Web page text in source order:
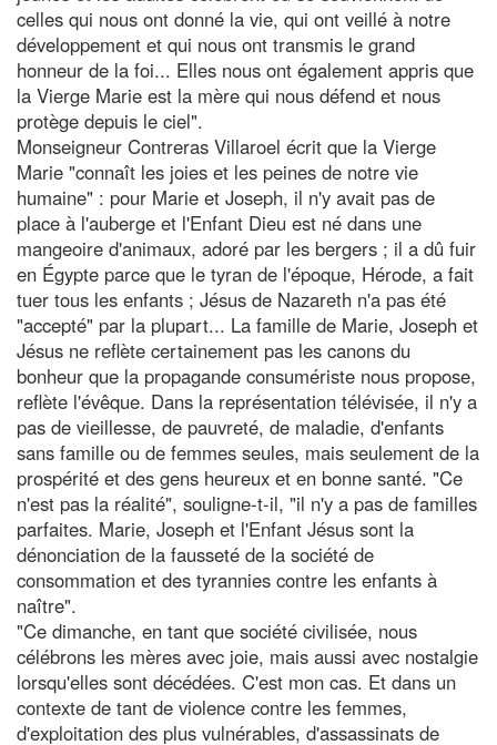
celles qui nous ont donné la vie, qui ont veillé à notre
développement et qui nous ont transmis le grand
honneur de la foi... Elles nous ont également appris que
la Vierge Marie est la mère qui nous défend et nous
protège depuis le ciel".
Monseigneur Contreras Villaroel écrit que la Vierge
Marie "connaît les joies et les peines de notre vie
humaine" : pour Marie et Joseph, il n'y avait pas de
place à l'auberge et l'Enfant Dieu est né dans une
mangeoire d'animaux, adoré par les bergers ; il a dû fuir
en Égypte parce que le tyran de l'époque, Hérode, a fait
tuer tous les enfants ; Jésus de Nazareth n'a pas été
"accepté" par la plupart... La famille de Marie, Joseph et
Jésus ne reflète certainement pas les canons du
bonheur que la propagande consumériste nous propose,
reflète l'évêque. Dans la représentation télévisée, il n'y a
pas de vieillesse, de pauvreté, de maladie, d'enfants
sans famille ou de femmes seules, mais seulement de la
prospérité et des gens heureux et en bonne santé. "Ce
n'est pas la réalité", souligne-t-il, "il n'y a pas de familles
parfaites. Marie, Joseph et l'Enfant Jésus sont la
dénonciation de la fausseté de la société de
consommation et des tyrannies contre les enfants à
naître".
"Ce dimanche, en tant que société civilisée, nous
célébrons les mères avec joie, mais aussi avec nostalgie
lorsqu'elles sont décédées. C'est mon cas. Et dans un
contexte de tant de violence contre les femmes,
d'exploitation des plus vulnérables, d'assassinats de